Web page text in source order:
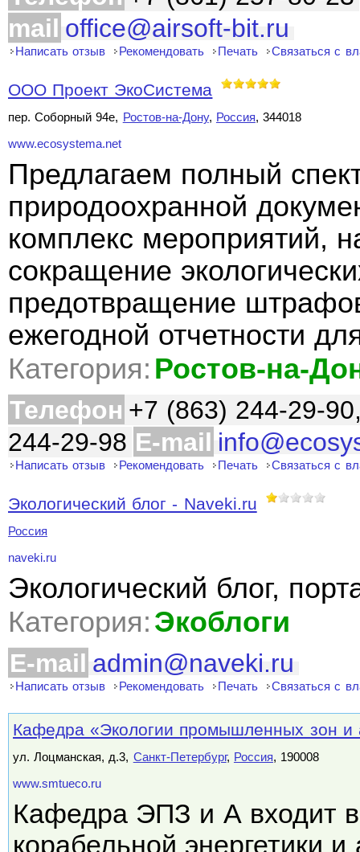
mail office@airsoft-bit.ru
Написать отзыв Рекомендовать Печать Связаться с
ООО Проект ЭкоСистема
пер. Соборный 94е, Ростов-на-Дону, Россия, 344018
www.ecosystema.net
Предлагаем полный
природоохранной
комплекс мероприятий,
сокращение
предотвращение
ежегодной отчетности
Категория: Ростов-на-
Телефон +7 (863) 244-29-
244-29-98 E-mail
Написать отзыв Рекомендовать Печать Связаться с
Экологический блог - Naveki.ru
Россия
naveki.ru
Экологический блог,
Категория: Экоблоги
E-mail admin@naveki.ru
Написать отзыв Рекомендовать Печать Связаться с
Кафедра «Экологии промышленных зон
ул. Лоцманская, д.3, Санкт-Петербург, Россия, 190008
www.smtueco.ru
Кафедра ЭПЗ и А входит в
корабельной энергетики